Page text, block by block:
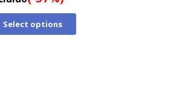
original
era:
actual
Select options